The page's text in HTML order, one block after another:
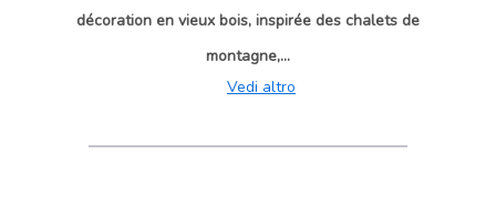
décoration en vieux bois, inspirée des chalets de
montagne,...
Vedi altro